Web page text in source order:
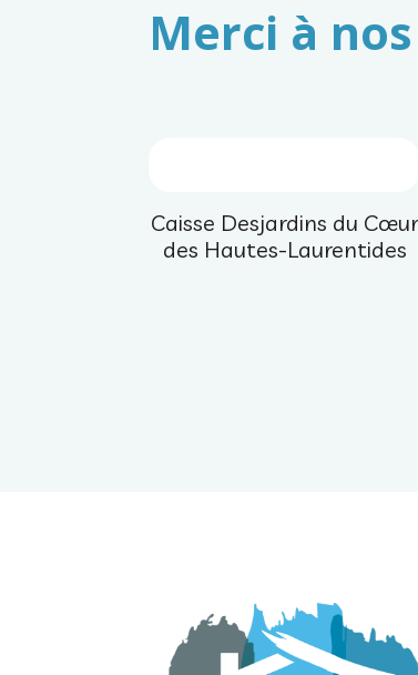
Merci à
Caisse Desjardins du Cœur
des Hautes-Laurentides